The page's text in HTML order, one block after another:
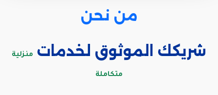
من نحن
شريكك الموثوق لخدمات منزلية
متكاملة